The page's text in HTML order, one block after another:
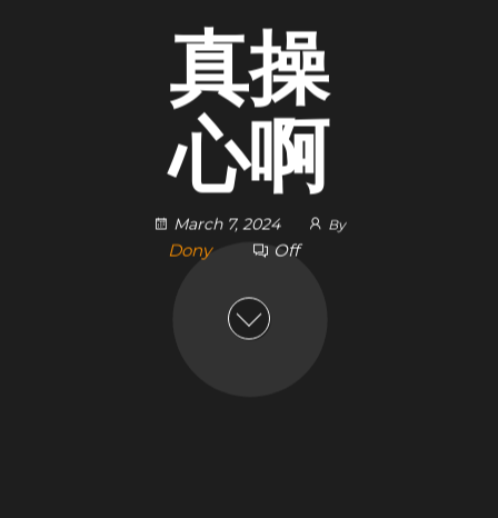
真操
心啊
March 7, 2024 By
Dony Off